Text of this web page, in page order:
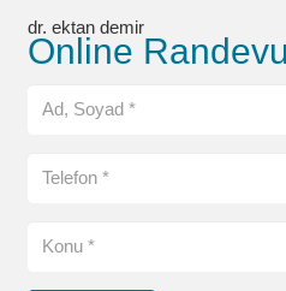
dr. ektan demir
Online Randevu